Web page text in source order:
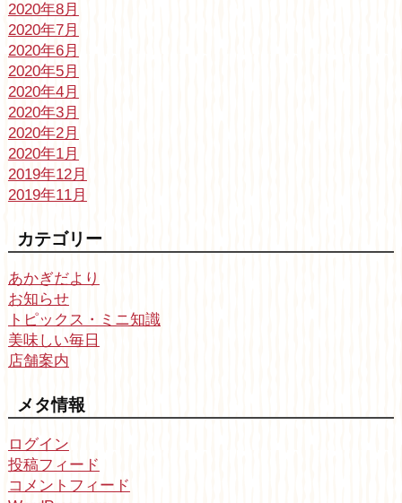
2020年8月
2020年7月
2020年6月
2020年5月
2020年4月
2020年3月
2020年2月
2020年1月
2019年12月
2019年11月
カテゴリー
あかぎだより
お知らせ
トピックス・ミニ知識
美味しい毎日
店舗案内
メタ情報
ログイン
投稿フィード
コメントフィード